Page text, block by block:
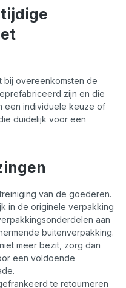
bij overeenkomsten de
zijn en die
een individuele keuze of
duidelijk voor een
van de goederen.
in de originele verpakking
aan
buitenverpakking.
meer bezit, zorg dan
een voldoende
te retourneren